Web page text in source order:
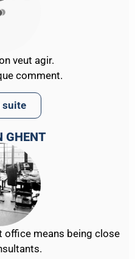
veut agir.
comment.
suite
GHENT
office means being close